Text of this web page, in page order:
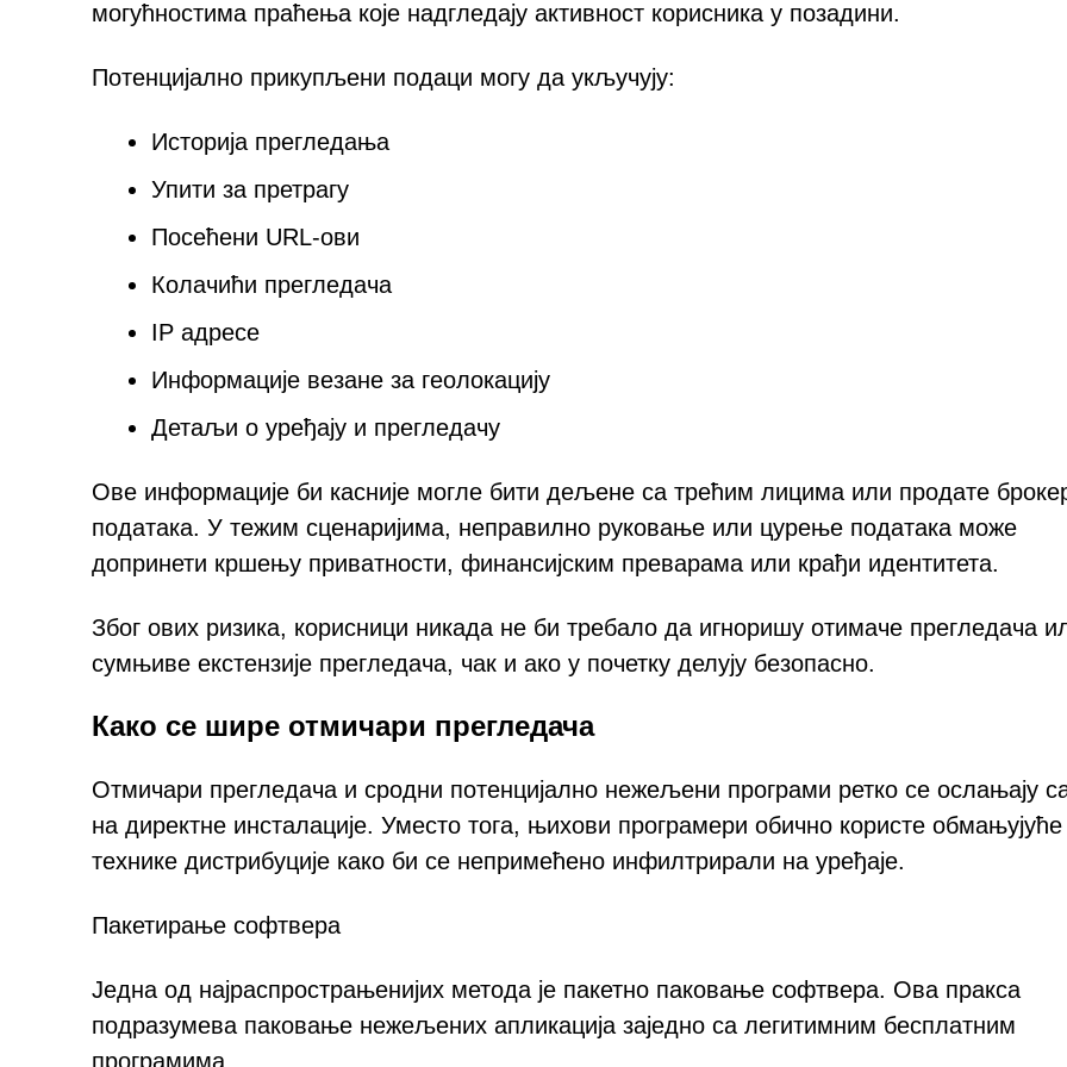
могућностима праћења које надгледају активност корисника у позадини.
Потенцијално прикупљени подаци могу да укључују:
Историја прегледања
Упити за претрагу
Посећени URL-ови
Колачићи прегледача
IP адресе
Информације везане за геолокацију
Детаљи о уређају и прегледачу
Ове информације би касније могле бити дељене са трећим лицима или продате
података. У тежим сценаријима, неправилно руковање или цурење података може
допринети кршењу приватности, финансијским преварама или крађи идентитета.
Због ових ризика, корисници никада не би требало да игноришу отимаче прегледача
сумњиве екстензије прегледача, чак и ако у почетку делују безопасно.
Како се шире отмичари прегледача
Отмичари прегледача и сродни потенцијално нежељени програми ретко се ослањају
на директне инсталације. Уместо тога, њихови програмери обично користе обмањујуће
технике дистрибуције како би се непримећено инфилтрирали на уређаје.
Пакетирање софтвера
Једна од најраспрострањенијих метода је пакетно паковање софтвера. Ова пракса
подразумева паковање нежељених апликација заједно са легитимним бесплатним
програмима.